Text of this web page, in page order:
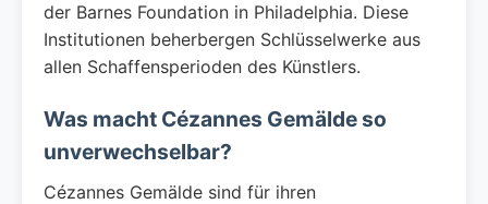
der Barnes Foundation in Philadelphia. Diese
Institutionen beherbergen Schlüsselwerke aus
allen Schaffensperioden des Künstlers.
Was macht Cézannes Gemälde so
unverwechselbar?
Cézannes Gemälde sind für ihren